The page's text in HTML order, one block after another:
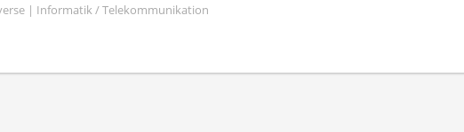
| Informatik / Telekommunikation